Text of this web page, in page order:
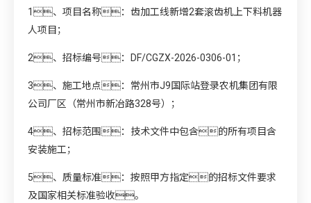
1、项目名称：齿加工线新增2套滚齿机上下料机器
人项目；
2、招标编号：DF/CGZX-2026-0306-01；
3、施工地点：常州市J9国际站登录农机集团有限
公司厂区（常州市新冶路328号）；
4、招标范围：技术文件中包含的所有项目含
安装施工；
5、质量标准：按照甲方指定的招标文件要求
及国家相关标准验收。